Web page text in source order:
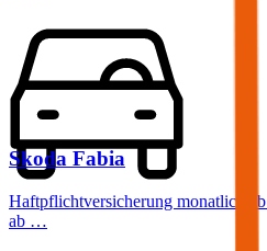
Skoda Fabia
Haftpflichtversicherung monatlich ab
ab …